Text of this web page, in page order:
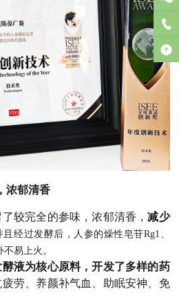
浓郁清香
较完全的参味，浓郁清香，减少
且经过发酵后，人参的燥性皂苷Rg1、
易上火。
液为核心原料，开发了多样的药
劳、养颜补气血、助眠安神、免